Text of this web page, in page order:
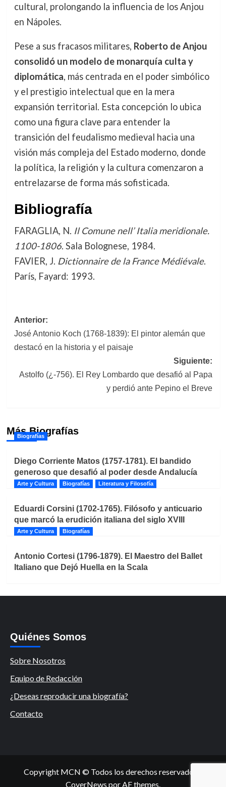
cultural, prolongando la influencia de los Anjou
en Nápoles.
Pese a sus fracasos militares, Roberto de Anjou
consolidó un modelo de monarquía culta y
diplomática, más centrada en el poder simbólico
y el prestigio intelectual que en la mera
expansión territorial. Esta concepción lo ubica
como una figura clave para entender la
transición del feudalismo medieval hacia una
visión más compleja del Estado moderno, donde
la política, la religión y la cultura comenzaron a
entrelazarse de forma más sofisticada.
Bibliografía
FARAGLIA, N. Il Comune nell’ Italia meridionale.
1100-1806. Sala Bolognese, 1984.
FAVIER, J. Dictionnaire de la France Médiévale.
París, Fayard: 1993.
Navegación
de
Anterior:
José Antonio Koch (1768-1839): El pintor alemán que
destacó en la historia y el paisaje
Siguiente:
Astolfo (¿-756). El Rey Lombardo que desafió al Papa
y perdió ante Pepino el Breve
Más Biografías
Biografías
Diego Corriente Matos (1757-1781). El bandido
generoso que desafió al poder desde Andalucía
Arte y Cultura Biografías Literatura y Filosofía
Eduardi Corsini (1702-1765). Filósofo y anticuario
que marcó la erudición italiana del siglo XVIII
Arte y Cultura Biografías
Antonio Cortesi (1796-1879). El Maestro del Ballet
Italiano que Dejó Huella en la Scala
Quiénes Somos
Sobre Nosotros
Equipo de Redacción
¿Deseas reproducir una biografía?
Contacto
Copyright MCN © Todos los derechos reservados.
CoverNews por AF themes.